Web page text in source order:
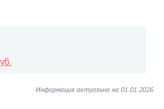
Информация актуальна на 01.01.2026.